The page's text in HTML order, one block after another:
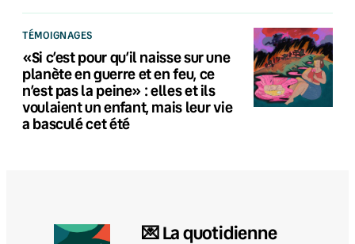
TÉMOIGNAGES
«Si c’est pour qu’il naisse sur une
planète en guerre et en feu, ce
n’est pas la peine» : elles et ils
voulaient un enfant, mais leur vie
a basculé cet été
💌 La quotidienne